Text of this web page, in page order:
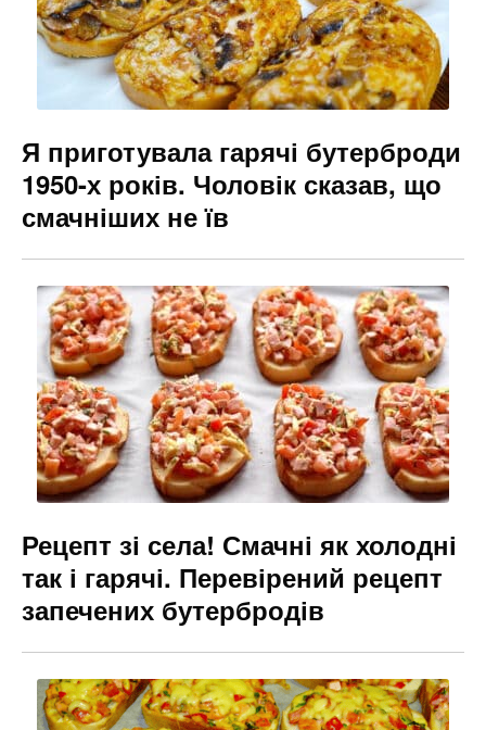
Я приготувала гарячі бутерброди
1950-х років. Чоловік сказав, що
смачніших не їв
Рецепт зі села! Смачні як холодні
так і гарячі. Перевірений рецепт
запечених бутербродів